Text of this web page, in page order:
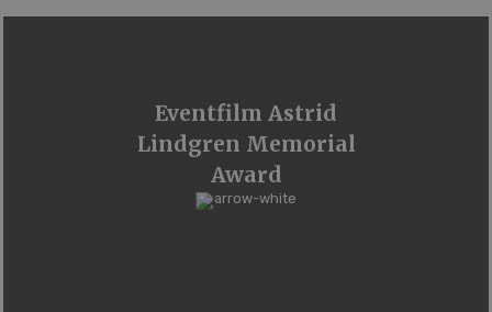
Eventfilm Astrid
Lindgren Memorial
Award